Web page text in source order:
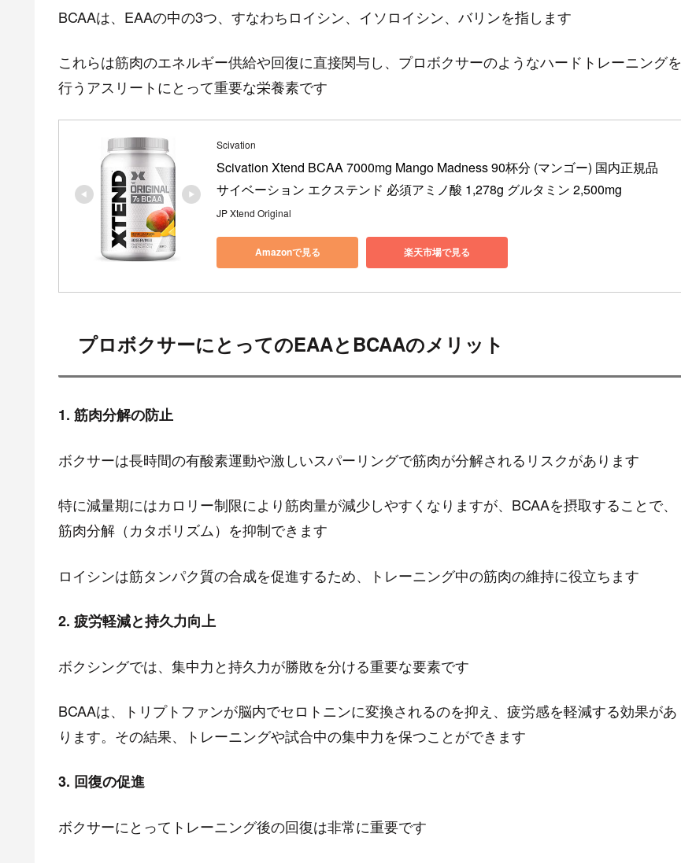
BCAAは、EAAの中の3つ、すなわちロイシン、イソロイシン、バリンを指します
これらは筋肉のエネルギー供給や回復に直接関与し、プロボクサーのようなハードトレーニングを
行うアスリートにとって重要な栄養素です
Scivation
Scivation Xtend BCAA 7000mg Mango Madness 90杯分 (マンゴー) 国内正規品
サイベーション エクステンド 必須アミノ酸 1,278g グルタミン 2,500mg
JP Xtend Original
Amazonで見る 楽天市場で見る
プロボクサーにとってのEAAとBCAAのメリット
1. 筋肉分解の防止
ボクサーは長時間の有酸素運動や激しいスパーリングで筋肉が分解されるリスクがあります
特に減量期にはカロリー制限により筋肉量が減少しやすくなりますが、BCAAを摂取することで、
筋肉分解（カタボリズム）を抑制できます
ロイシンは筋タンパク質の合成を促進するため、トレーニング中の筋肉の維持に役立ちます
2. 疲労軽減と持久力向上
ボクシングでは、集中力と持久力が勝敗を分ける重要な要素です
BCAAは、トリプトファンが脳内でセロトニンに変換されるのを抑え、疲労感を軽減する効果があ
ります。その結果、トレーニングや試合中の集中力を保つことができます
3. 回復の促進
ボクサーにとってトレーニング後の回復は非常に重要です